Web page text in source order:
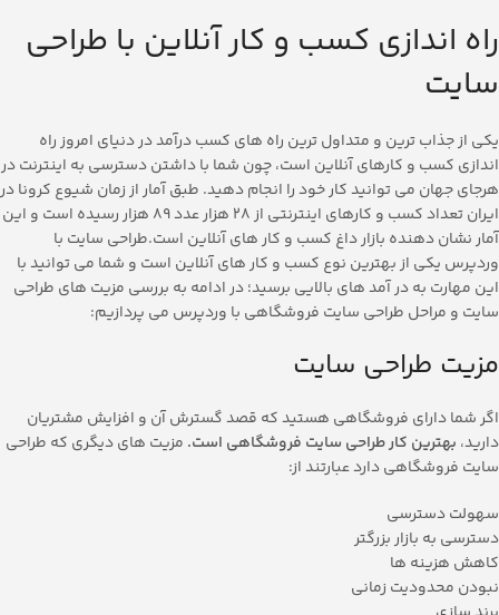
راه اندازی کسب و کار آنلاین با طراحی
سایت
یکی از جذاب ترین و متداول ترین راه های کسب درآمد در دنیای امروز راه
اندازی کسب و کارهای آنلاین است، چون شما با داشتن دسترسی به اینترنت در
هرجای جهان می توانید کار خود را انجام دهید. طبق آمار از زمان شیوع کرونا در
ایران تعداد کسب و کارهای اینترنتی از 28 هزار عدد 89 هزار رسیده است و این
آمار نشان دهنده بازار داغ کسب و کار های آنلاین است.طراحی سایت با
وردپرس یکی از بهترین نوع کسب و کار های آنلاین است و شما می توانید با
این مهارت به در آمد های بالایی برسید؛ در ادامه به بررسی مزیت های طراحی
سایت و مراحل طراحی سایت فروشگاهی با وردپرس می پردازیم:
مزیت طراحی سایت
اگر شما دارای فروشگاهی هستید که قصد گسترش آن و افزایش مشتریان
دارید، بهترین کار طراحی سایت فروشگاهی است. مزیت های دیگری که طراحی
سایت فروشگاهی دارد عبارتند از:
سهولت دسترسی
دسترسی به بازار بزرگتر
کاهش هزینه ها
نبودن محدودیت زمانی